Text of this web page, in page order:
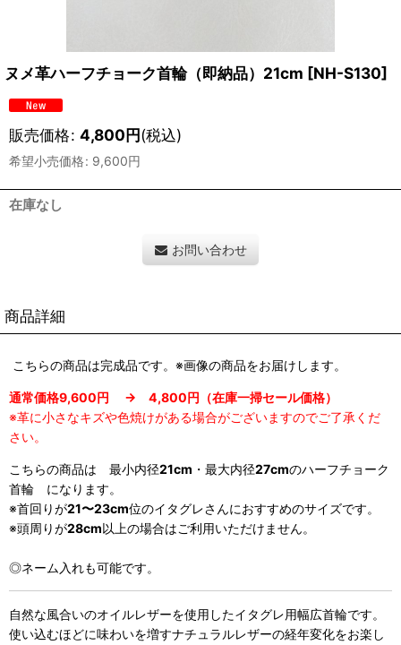
ヌメ革ハーフチョーク首輪（即納品）21cm [NH-S130]
販売価格: 4,800円(税込)
希望小売価格: 9,600円
在庫なし
お問い合わせ
商品詳細
こちらの商品は完成品です。※画像の商品をお届けします。
通常価格9,600円 → 4,800円（在庫一掃セール価格）
※革に小さなキズや色焼けがある場合がございますのでご了承くだ
さい。
こちらの商品は 最小内径21cm ・最大内径27cmのハーフチョーク
首輪 になります。
※首回りが21〜23cm位のイタグレさんにおすすめのサイズです。
※頭周りが28cm以上の場合はご利用いただけません。
◎ネーム入れも可能です。
自然な風合いのオイルレザーを使用したイタグレ用幅広首輪です。
使い込むほどに味わいを増すナチュラルレザーの経年変化をお楽し